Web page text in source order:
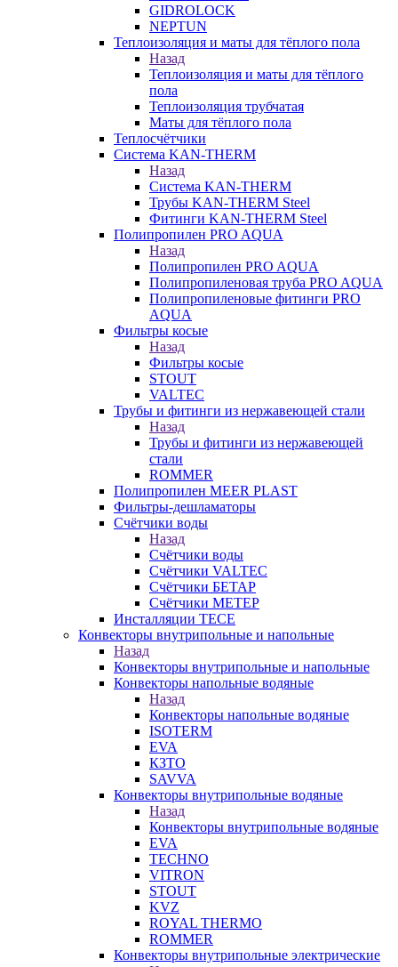
GIDROLOCK
NEPTUN
Теплоизоляция и маты для тёплого пола
Назад
Теплоизоляция и маты для тёплого
пола
Теплоизоляция трубчатая
Маты для тёплого пола
Теплосчётчики
Система KAN-THERM
Назад
Система KAN-THERM
Трубы KAN-THERM Steel
Фитинги KAN-THERM Steel
Полипропилен PRO AQUA
Назад
Полипропилен PRO AQUA
Полипропиленовая труба PRO AQUA
Полипропиленовые фитинги PRO
AQUA
Фильтры косые
Назад
Фильтры косые
STOUT
VALTEC
Трубы и фитинги из нержавеющей стали
Назад
Трубы и фитинги из нержавеющей
стали
ROMMER
Полипропилен MEER PLAST
Фильтры-дешламаторы
Счётчики воды
Назад
Счётчики воды
Счётчики VALTEC
Счётчики БЕТАР
Счётчики МЕТЕР
Инсталляции TECE
Конвекторы внутрипольные и напольные
Назад
Конвекторы внутрипольные и напольные
Конвекторы напольные водяные
Назад
Конвекторы напольные водяные
ISOTERM
EVA
КЗТО
SAVVA
Конвекторы внутрипольные водяные
Назад
Конвекторы внутрипольные водяные
EVA
TECHNO
VITRON
STOUT
KVZ
ROYAL THERMO
ROMMER
Конвекторы внутрипольные электрические